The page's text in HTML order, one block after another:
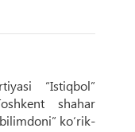
“Istiqbol”
shahar
ko‘rik-